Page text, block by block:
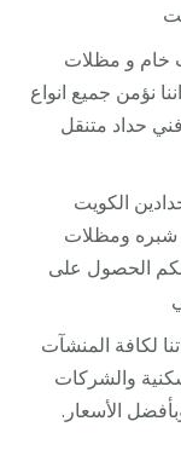
خام و مظلات
نؤمن جميع انواع
حداد متنقل
الكويت
شبره ومظلات
الحصول على
لكافة المنشآت
والشركات
الأسعار.